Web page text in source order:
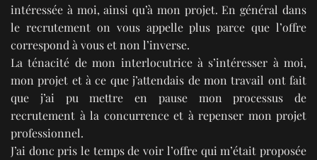
intéressée à moi, ainsi qu’à mon projet. En général dans
le recrutement on vous appelle plus parce que l’offre
correspond à vous et non l’inverse.
La ténacité de mon interlocutrice à s’intéresser à moi,
mon projet et à ce que j’attendais de mon travail ont fait
que j’ai pu mettre en pause mon processus de
recrutement à la concurrence et à repenser mon projet
professionnel.
J’ai donc pris le temps de voir l’offre qui m’était proposée